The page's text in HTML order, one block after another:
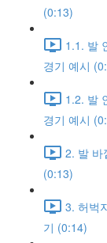
(0:13)
1.1. 발
경기 예시
1.2. 발
경기 예시
2. 발 바
(0:13)
3. 허벅
기 (0:14)